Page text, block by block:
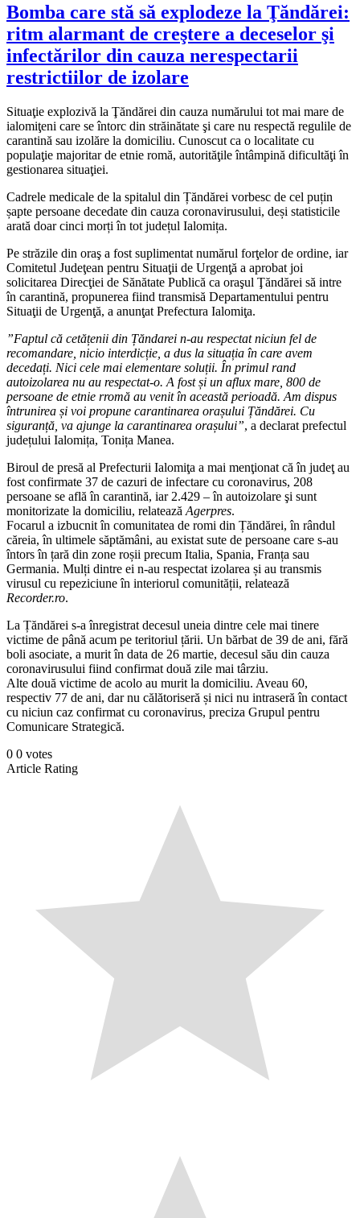
Bomba care stă să explodeze la Ţăndărei:
ritm alarmant de creştere a deceselor şi
infectărilor din cauza nerespectarii
restrictiilor de izolare
Situaţie explozivă la Ţăndărei din cauza numărului tot mai mare de
ialomiţeni care se întorc din străinătate şi care nu respectă regulile de
carantină sau izolăre la domiciliu. Cunoscut ca o localitate cu
populaţie majoritar de etnie romă, autorităţile întâmpină dificultăţi în
gestionarea situaţiei.
Cadrele medicale de la spitalul din Țăndărei vorbesc de cel puțin
șapte persoane decedate din cauza coronavirusului, deși statisticile
arată doar cinci morți în tot județul Ialomița.
Pe străzile din oraş a fost suplimentat numărul forţelor de ordine, iar
Comitetul Judeţean pentru Situaţii de Urgenţă a aprobat joi
solicitarea Direcţiei de Sănătate Publică ca oraşul Ţăndărei să intre
în carantină, propunerea fiind transmisă Departamentului pentru
Situaţii de Urgenţă, a anunţat Prefectura Ialomiţa.
”Faptul că cetățenii din Țăndarei n-au respectat niciun fel de
recomandare, nicio interdicție, a dus la situația în care avem
decedați. Nici cele mai elementare soluții. În primul rand
autoizolarea nu au respectat-o. A fost și un aflux mare, 800 de
persoane de etnie rromă au venit în această perioadă. Am dispus
întrunirea și voi propune carantinarea orașului Țăndărei. Cu
siguranță, va ajunge la carantinarea orașului”, a declarat prefectul
județului Ialomița, Tonița Manea.
Biroul de presă al Prefecturii Ialomiţa a mai menţionat că în judeţ au
fost confirmate 37 de cazuri de infectare cu coronavirus, 208
persoane se află în carantină, iar 2.429 – în autoizolare şi sunt
monitorizate la domiciliu, relatează Agerpres.
Focarul a izbucnit în comunitatea de romi din Țăndărei, în rândul
căreia, în ultimele săptămâni, au existat sute de persoane care s-au
întors în țară din zone roșii precum Italia, Spania, Franța sau
Germania. Mulți dintre ei n-au respectat izolarea și au transmis
virusul cu repeziciune în interiorul comunității, relatează
Recorder.ro.
La Țăndărei s-a înregistrat decesul uneia dintre cele mai tinere
victime de până acum pe teritoriul țării. Un bărbat de 39 de ani, fără
boli asociate, a murit în data de 26 martie, decesul său din cauza
coronavirusului fiind confirmat două zile mai târziu.
Alte două victime de acolo au murit la domiciliu. Aveau 60,
respectiv 77 de ani, dar nu călătoriseră și nici nu intraseră în contact
cu niciun caz confirmat cu coronavirus, preciza Grupul pentru
Comunicare Strategică.
0 0 votes
Article Rating